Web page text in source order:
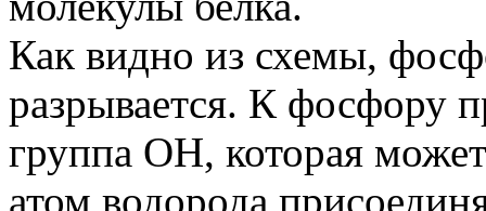
Как видно из схемы,
разрывается. К фосфору
группа ОН, которая
атом водорода